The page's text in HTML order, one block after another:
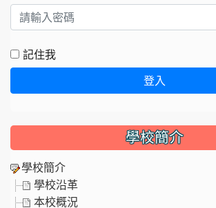
記住我
登入
學校簡介
學校簡介
學校沿革
本校概況